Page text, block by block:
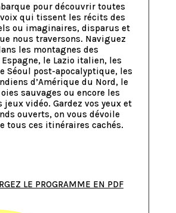
pour découvrir toutes
qui tissent les récits des
ou imaginaires, disparus et
nous traversons. Naviguez
les montagnes des
le Lazio italien, les
Séoul post-apocalyptique, les
d’Amérique du Nord, le
oies sauvages ou encore les
jeux vidéo. Gardez vos yeux et
ouverts, on vous dévoile
tous ces itinéraires cachés.
LE PROGRAMME EN PDF